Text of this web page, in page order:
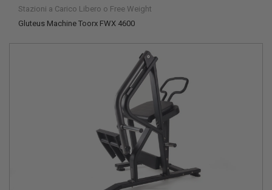
Stazioni a Carico Libero o Free Weight
Gluteus Machine Toorx FWX 4600